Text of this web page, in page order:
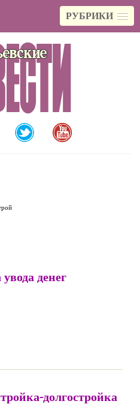
РУБРИКИ
денег
долгостройка